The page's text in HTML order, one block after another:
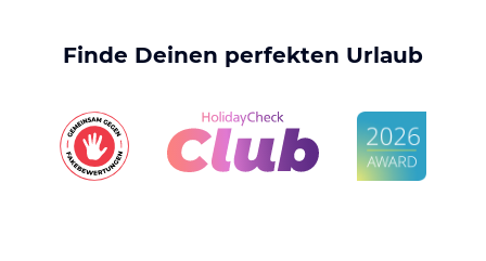
Finde Deinen perfekten Urlaub